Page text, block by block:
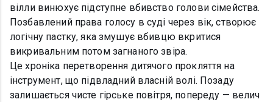
вілли винюхує підступне вбивство голови сімейства.
Позбавлений права голосу в суді через вік, створює
логічну пастку, яка змушує вбивцю вкритися
викривальним потом загнаного звіра.
​Це хроніка перетворення дитячого прокляття на
інструмент, що підвладний власній волі. Позаду
залишається чисте гірське повітря, попереду — велич